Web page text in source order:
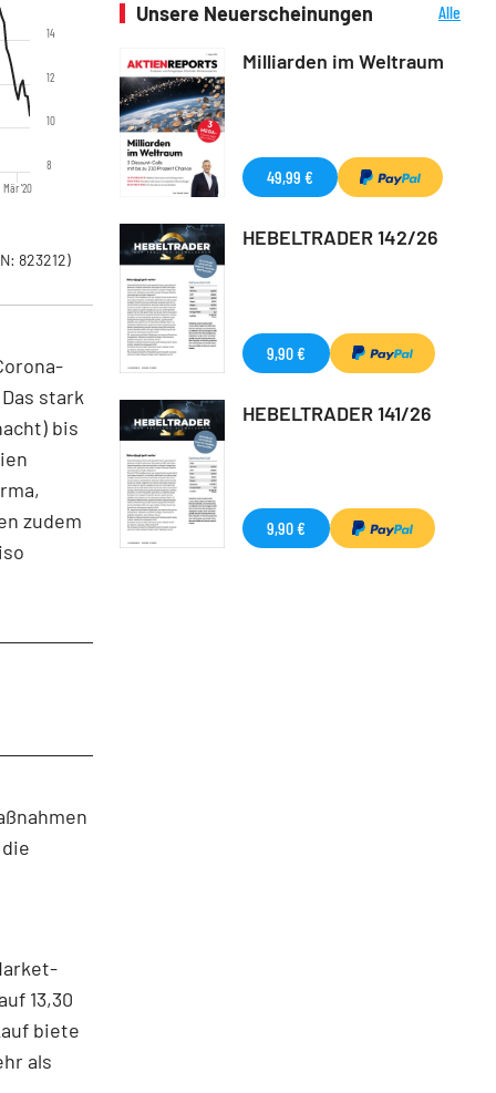
Mär '20
8
10
12
14
823212)
stark
bis
zudem
13,30
biete
als
Unsere Neuerscheinungen
Alle
Milliarden im Weltraum
49,99 €
HEBELTRADER 142/26
9,90 €
HEBELTRADER 141/26
9,90 €